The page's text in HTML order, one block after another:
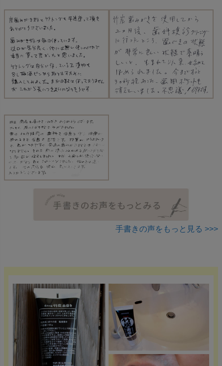
手書きの声をもっと見る >>>